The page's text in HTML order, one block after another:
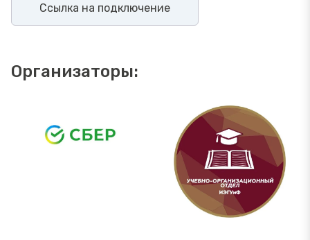
Ссылка на подключение
Организаторы: